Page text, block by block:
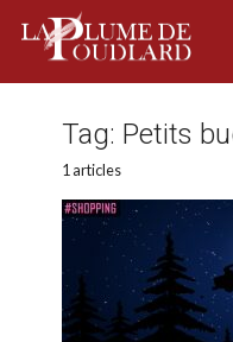
Tag: Petits
1 articles